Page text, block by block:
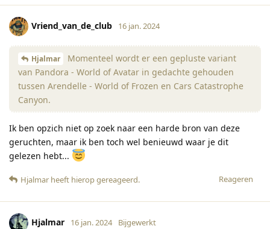
Vriend_van_de_club 16 jan. 2024
Hjalmar
Momenteel wordt er een gepluste variant
van Pandora - World of Avatar in gedachte gehouden
tussen Arendelle - World of Frozen en Cars Catastrophe
Canyon.
Ik ben opzich niet op zoek naar een harde bron van deze
geruchten, maar ik ben toch wel benieuwd waar je dit
gelezen hebt...
Reageren
Hjalmar heeft hierop gereageerd.
Hjalmar 16 jan. 2024 Bijgewerkt